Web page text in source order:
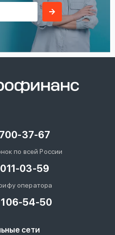
37-67
по всей России
03-59
оператора
106-54-50
сети